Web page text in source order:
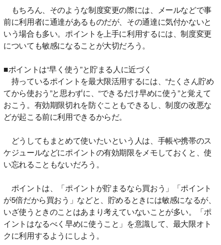
もちろん、そのような制度変更の際には、メールなどで事
前に利用者に通達があるものだが、その通達に気付かないと
いう場合も多い。ポイントを上手に利用するには、制度変更
についても敏感になることが大切だろう。
■ポイントは“早く使う”と貯まる人に近づく
持っているポイントを最大限活用するには、“たくさん貯め
てから使おう”と思わずに、“できるだけ早めに使う”と覚えて
おこう。有効期限切れを防ぐこともできるし、制度の改悪な
どが起こる前に利用できるからだ。
どうしてもまとめて使いたいという人は、手帳や携帯のス
ケジュールなどにポイントの有効期限をメモしておくと、使
い忘れることもないだろう。
ポイントは、「ポイントが貯まるなら買おう」「ポイント
が5倍だから買おう」などと、貯めるときには敏感になるが、
いざ使うときのことはあまり考えていないことが多い。「ポ
イントはなるべく早めに使うこと」を意識して、最大限オト
クに利用するようにしよう。